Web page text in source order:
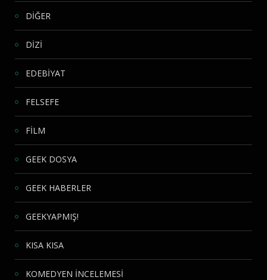
DİĞER
DİZİ
EDEBİYAT
FELSEFE
FİLM
GEEK DOSYA
GEEK HABERLER
GEEKYAPMIŞ!
KISA KISA
KOMEDYEN İNCELEMESİ